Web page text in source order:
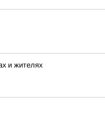
и жителях